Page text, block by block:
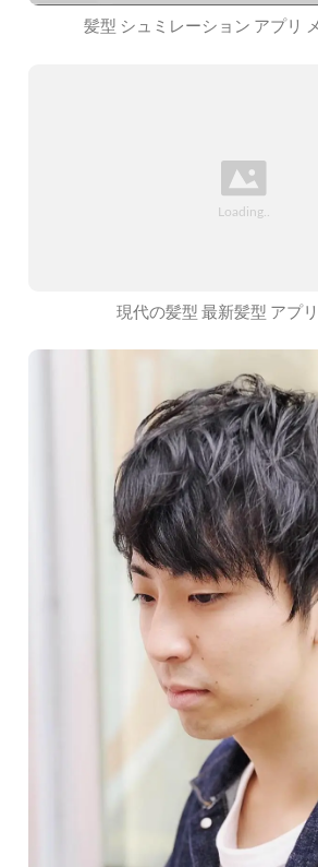
髪型 シュミレーション アプリ
現代の髪型 最新髪型 アプ